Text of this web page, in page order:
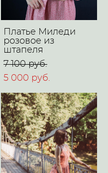
Платье Миледи
розовое из
штапеля
7 100 pуб.
5 000 pуб.